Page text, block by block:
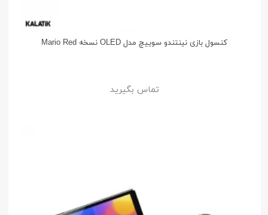
کنسول بازی نینتندو سوییچ مدل OLED نسخه Mario Red
تماس بگیرید